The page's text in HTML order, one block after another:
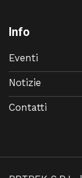
Info
Eventi
Notizie
Contatti